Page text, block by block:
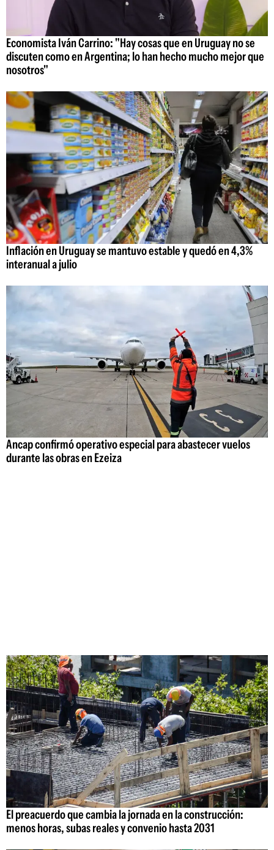
Economista Iván Carrino: "Hay cosas que en Uruguay no se
discuten como en Argentina; lo han hecho mucho mejor que
nosotros"
Inflación en Uruguay se mantuvo estable y quedó en 4,3%
interanual a julio
Ancap confirmó operativo especial para abastecer vuelos
durante las obras en Ezeiza
El preacuerdo que cambia la jornada en la construcción:
menos horas, subas reales y convenio hasta 2031